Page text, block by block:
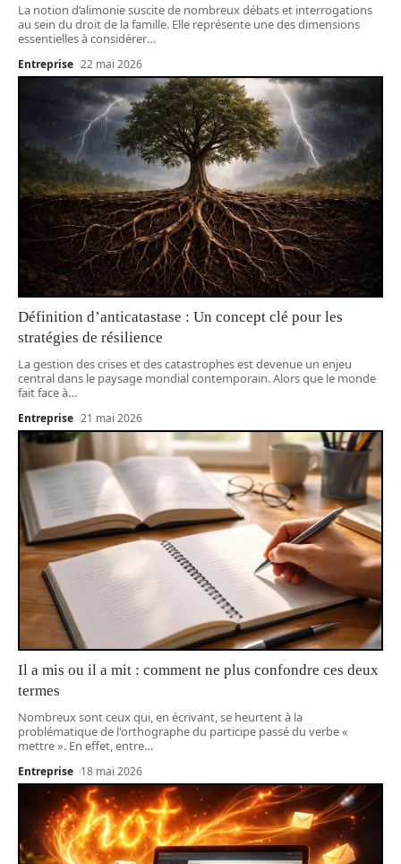
La notion d’alimonie suscite de nombreux débats et interrogations
au sein du droit de la famille. Elle représente une des dimensions
essentielles à considérer…
Entreprise 22 mai 2026
Définition d’anticatastase : Un concept clé pour les
stratégies de résilience
La gestion des crises et des catastrophes est devenue un enjeu
central dans le paysage mondial contemporain. Alors que le monde
fait face à…
Entreprise 21 mai 2026
Il a mis ou il a mit : comment ne plus confondre ces deux
termes
Nombreux sont ceux qui, en écrivant, se heurtent à la
problématique de l'orthographe du participe passé du verbe «
mettre ». En effet, entre…
Entreprise 18 mai 2026